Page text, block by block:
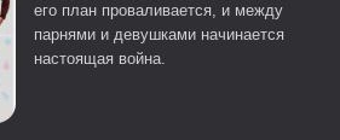
его план проваливается, и между
парнями и девушками начинается
настоящая война.